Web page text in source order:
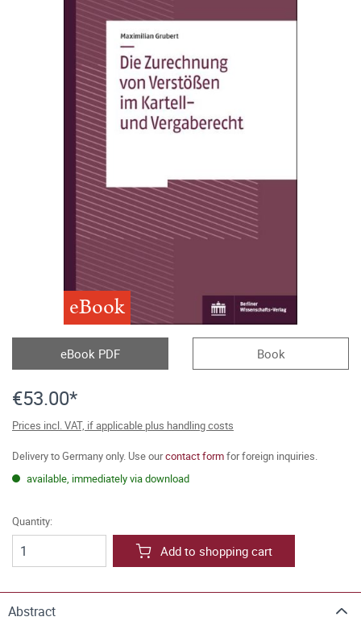
eBook
eBook PDF Book
€53.00*
Prices incl. VAT, if applicable plus handling costs
Delivery to Germany only. Use ourcontact formfor foreign inquiries.
available, immediately via download
Quantity:
Add to shopping cart
Abstract